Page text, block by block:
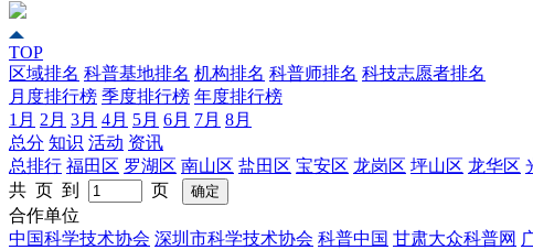
TOP
区域排名 科普基地排名 机构排名 科普师排名 科技志愿者排名
月度排行榜 季度排行榜 年度排行榜
1月 2月 3月 4月 5月 6月 7月 8月
总分 知识 活动 资讯
总排行 福田区 罗湖区 南山区 盐田区 宝安区 龙岗区 坪山区 龙华区
共 页 到
页
合作单位
中国科学技术协会 深圳市科学技术协会 科普中国 甘肃大众科普网